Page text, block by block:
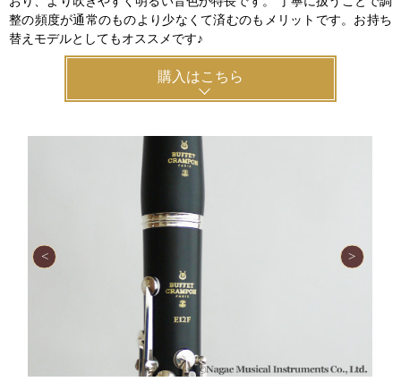
整の頻度が通常のものより少なくて済むのもメリットです。お持ち
替えモデルとしてもオススメです♪
購入はこちら